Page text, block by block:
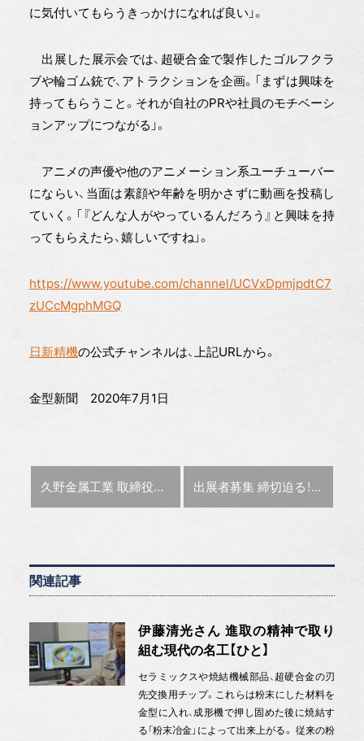
に気付いてもらうきっかけになれば良い」。
出展した展示会では、超硬合金で製作したゴルフクラ
ブや輪ゴム銃で、アトラクションを企画。「まずは興味を
持ってもらうこと。それが自社のPRや社員のモチベーシ
ョンアップにつながる」。
アニメの声優や他のアニメーション系ユーチューバー
にならい、当面は素顔や年齢を明かさずに動画を投稿し
ていく。「『どんな人がやっているんだろう』と興味を持
ってもらえたら、嬉しいですね」。
https://www.youtube.com/channel/UCVxDpmjpdtC7
zUCcMgphMGQ
日新精機の公式チャンネルは、上記URLから。
金型新聞 2020年7月1日
前の記事 :
久野金属工業 取締役副社長 久野 功雄氏 〜鳥瞰蟻瞰〜 次の記事 :
出展者募集 締切迫る！TOKYO
関連記事
伊藤清光さん 進取の精神で取り
組む現代の名工【ひと】
セラミックスや焼結機械部品、超硬合金の刃
先交換用チップ。これらは粉末にした材料を
金型に入れ、成形機で押し固めた後に焼結す
る「粉末冶金」によって出来上がる。 従来の粉